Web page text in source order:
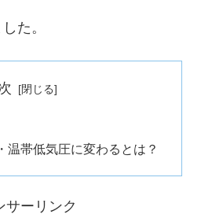
た。
温帯低気圧に変わるとは？
サーリンク